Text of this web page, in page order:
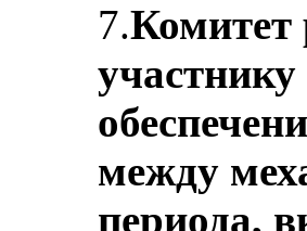
7.Комитет
между
периода,